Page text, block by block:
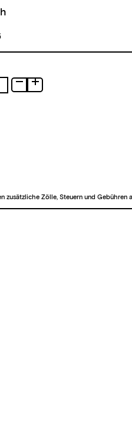
zusätzliche Zölle, Steuern und Gebühren